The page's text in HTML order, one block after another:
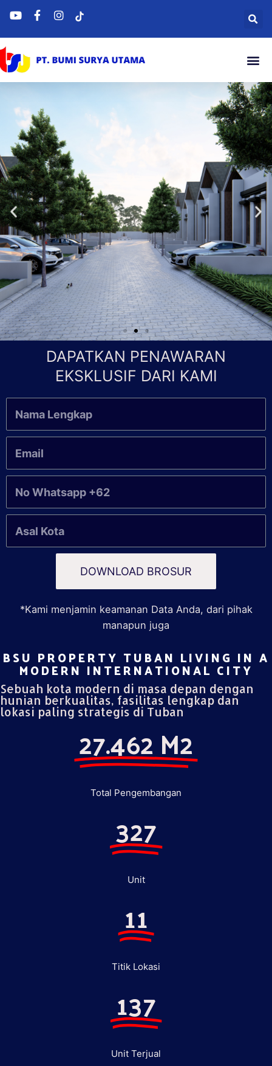
DAPATKAN PENAWARAN
EKSKLUSIF DARI KAMI
DOWNLOAD BROSUR
*Kami menjamin keamanan Data Anda, dari pihak
manapun juga
BSU PROPERTY TUBAN LIVING IN A
MODERN INTERNATIONAL CITY​
Sebuah kota modern di masa depan dengan
hunian berkualitas, fasilitas lengkap dan
lokasi paling strategis di Tuban
27.462 M2
Total Pengembangan
327
Unit
11
Titik Lokasi
137
Unit Terjual